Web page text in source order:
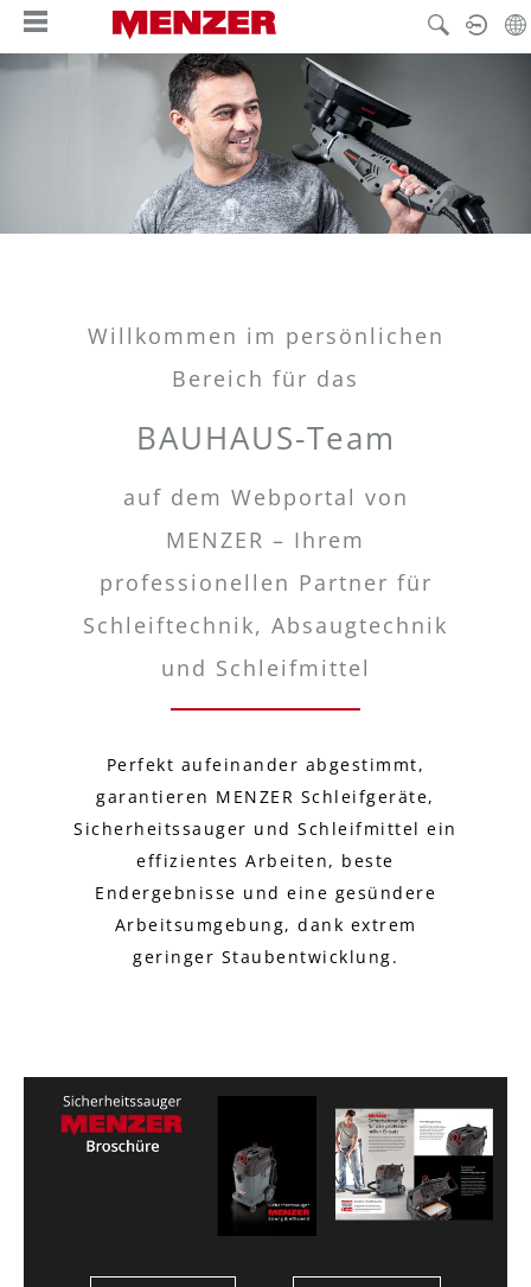
principale
Willkommen im persönlichen
Bereich für das
BAUHAUS-Team
auf dem Webportal von
MENZER – Ihrem
professionellen Partner für
Schleiftechnik, Absaugtechnik
und Schleifmittel
Perfekt aufeinander abgestimmt,
garantieren MENZER Schleifgeräte,
Sicherheitssauger und Schleifmittel ein
effizientes Arbeiten, beste
Endergebnisse und eine gesündere
Arbeitsumgebung, dank extrem
geringer Staubentwicklung.